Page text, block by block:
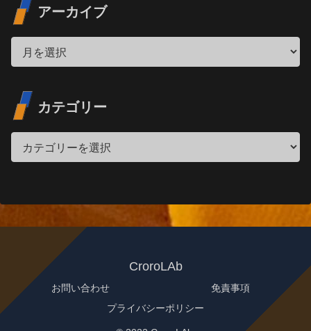
アーカイブ
カテゴリー
CroroLAb
お問い合わせ
免責事項
プライバシーポリシー